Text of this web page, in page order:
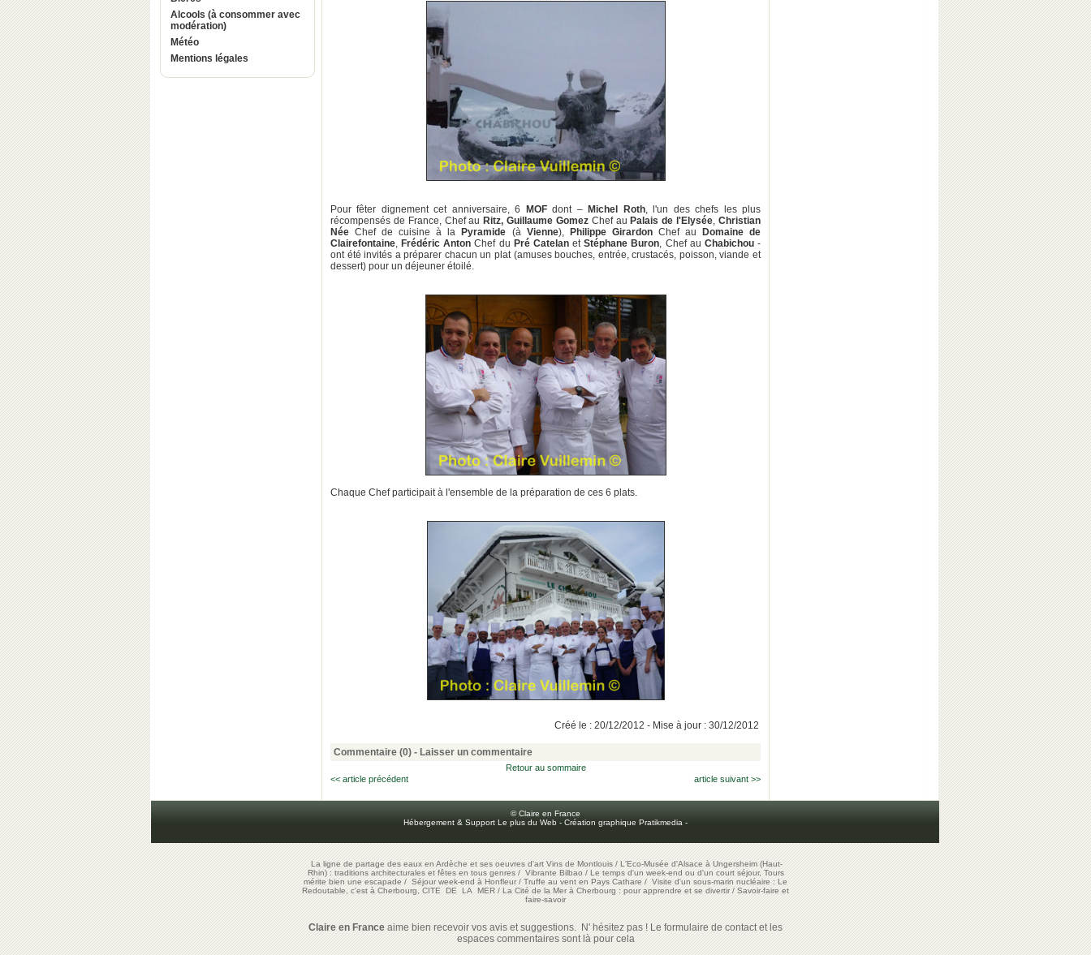
Alcools (à consommer avec
modération)
Météo
Mentions légales
Pour fêter dignement cet anniversaire, 6 MOFdont – Michel Roth, l'un des chefs les plus
récompensés de France, Chef au Ritz, Guillaume GomezChef au Palais de l'Elysée,Christian
Née Chef de cuisine à la Pyramide (à Vienne), Philippe GirardonChef au
Domaine de
Clairefontaine, Frédéric Anton Chef du Pré CatelanetStéphane Buron, Chef au Chabichou-
ont été invités a préparer chacun un plat (amuses bouches, entrée, crustacés, poisson, viande et
dessert) pour un déjeuner étoilé.
Chaque Chef participait à l'ensemble de la préparation de ces 6 plats.
Créé le : 20/12/2012 - Mise à jour : 30/12/2012
Commentaire (0) - Laisser un commentaire
Retour au sommaire
article suivant >>
<< article précédent
© Claire en France
Hébergement & Support Le plus du Web - Création graphique Pratikmedia -
La ligne de partage des eaux en Ardèche et ses oeuvres d'art Vins de Montlouis/L'Eco-Musée d'Alsace à Ungersheim (Haut-
Rhin) : traditions architecturales et fêtes en tous genres/Vibrante Bilbao/Le temps d'un week-end ou d'un court séjour, Tours
mérite bien une escapade/Séjour week-end à Honfleur/Truffe au vent en Pays Cathare/Visite d'un sous-marin nucléaire : Le
Redoutable, c'est à Cherbourg, CITE DE LA MER/La Cité de la Mer à Cherbourg : pour apprendre et se divertir/Savoir-faire et
faire-savoir
Claire en Franceaime bien recevoir vos avis et suggestions. N' hésitez pas ! Le formulaire de contact et les
espaces commentaires sont là pour cela